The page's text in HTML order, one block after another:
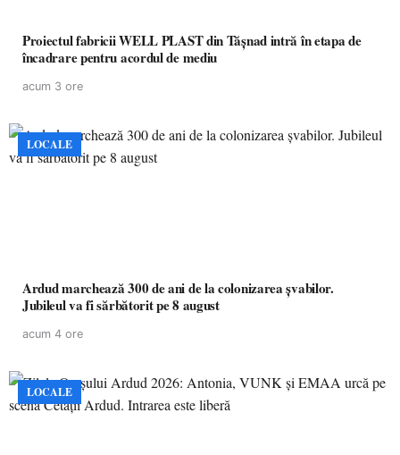
Proiectul fabricii WELL PLAST din Tășnad intră în etapa de
încadrare pentru acordul de mediu
acum 3 ore
LOCALE
Ardud marchează 300 de ani de la colonizarea șvabilor.
Jubileul va fi sărbătorit pe 8 august
acum 4 ore
LOCALE